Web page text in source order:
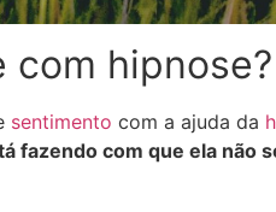
hipnose?
sentimento com a ajuda da
fazendo com que ela não